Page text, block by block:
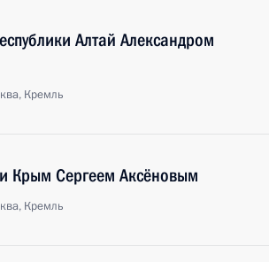
Алтай Александром
Кремль
Крым Сергеем Аксёновым
Кремль